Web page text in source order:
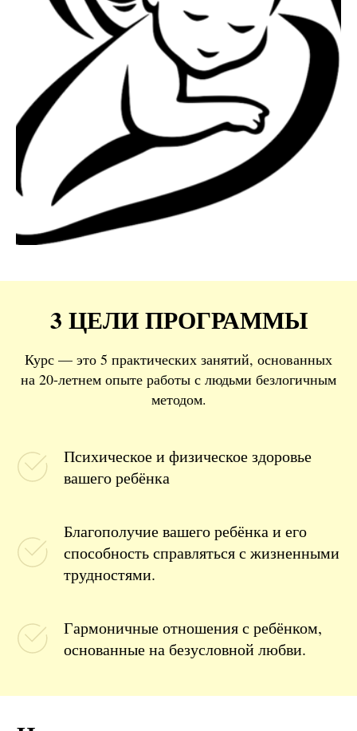
3 ЦЕЛИ ПРОГРАММЫ
Курс — это 5 практических занятий, основанных
на 20-летнем опыте работы с людьми безлогичным
методом.
Психическое и физическое здоровье
вашего ребёнка
Благополучие вашего ребёнка и его
способность справляться с жизненными
трудностями.
Гармоничные отношения с ребёнком,
основанные на безусловной любви.